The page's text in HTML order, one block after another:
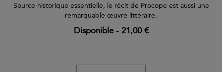
Source historique essentielle, le récit de Procope est aussi une
remarquable œuvre littéraire.
Disponible- 21,00 €